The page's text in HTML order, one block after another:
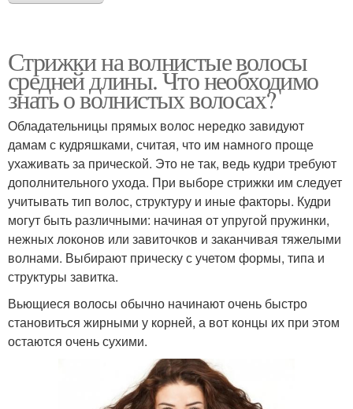
Стрижки на волнистые волосы
средней длины. Что необходимо
знать о волнистых волосах?
Обладательницы прямых волос нередко завидуют
дамам с кудряшками, считая, что им намного проще
ухаживать за прической. Это не так, ведь кудри требуют
дополнительного ухода. При выборе стрижки им следует
учитывать тип волос, структуру и иные факторы. Кудри
могут быть различными: начиная от упругой пружинки,
нежных локонов или завиточков и заканчивая тяжелыми
волнами. Выбирают прическу с учетом формы, типа и
структуры завитка.
Вьющиеся волосы обычно начинают очень быстро
становиться жирными у корней, а вот концы их при этом
остаются очень сухими.